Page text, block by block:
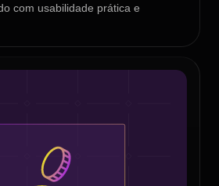
com usabilidade prática e